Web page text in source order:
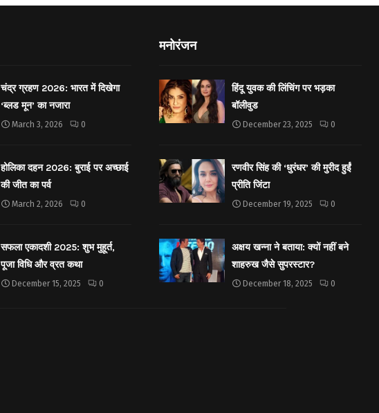
चंद्र ग्रहण 2026: भारत में दिखेगा
‘ब्लड मून’ का नजारा
March 3, 2026 0
होलिका दहन 2026: बुराई पर अच्छाई
की जीत का पर्व
March 2, 2026 0
सफला एकादशी 2025: शुभ मुहूर्त,
पूजा विधि और व्रत कथा
December 15, 2025 0
मनोरंजन
हिंदू युवक की लिंचिंग पर भड़का
बॉलीवुड
December 23, 2025 0
रणवीर सिंह की ‘धुरंधर’ की मुरीद हुईं
प्रीति जिंटा
December 19, 2025 0
अक्षय खन्ना ने बताया: क्यों नहीं बने
शाहरुख जैसे सुपरस्टार?
December 18, 2025 0